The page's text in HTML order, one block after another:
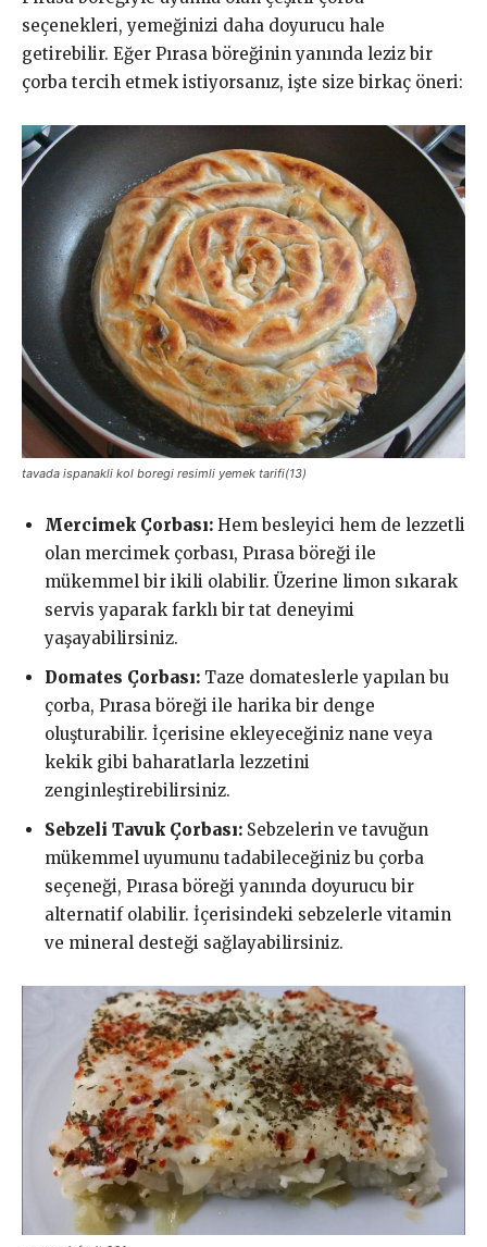
seçenekleri, yemeğinizi daha doyurucu hale
getirebilir. Eğer Pırasa böreğinin yanında leziz bir
çorba tercih etmek istiyorsanız, işte size birkaç öneri:
tavada ispanakli kol boregi resimli yemek tarifi(13)
Mercimek Çorbası: Hem besleyici hem de lezzetli
olan mercimek çorbası, Pırasa böreği ile
mükemmel bir ikili olabilir. Üzerine limon sıkarak
servis yaparak farklı bir tat deneyimi
yaşayabilirsiniz.
Domates Çorbası: Taze domateslerle yapılan bu
çorba, Pırasa böreği ile harika bir denge
oluşturabilir. İçerisine ekleyeceğiniz nane veya
kekik gibi baharatlarla lezzetini
zenginleştirebilirsiniz.
Sebzeli Tavuk Çorbası: Sebzelerin ve tavuğun
mükemmel uyumunu tadabileceğiniz bu çorba
seçeneği, Pırasa böreği yanında doyurucu bir
alternatif olabilir. İçerisindeki sebzelerle vitamin
ve mineral desteği sağlayabilirsiniz.